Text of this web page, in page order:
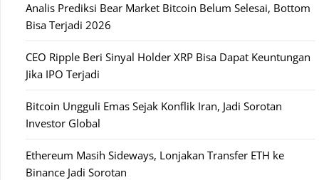
Analis Prediksi Bear Market Bitcoin Belum Selesai, Bottom
Bisa Terjadi 2026
CEO Ripple Beri Sinyal Holder XRP Bisa Dapat Keuntungan
Jika IPO Terjadi
Bitcoin Ungguli Emas Sejak Konflik Iran, Jadi Sorotan
Investor Global
Ethereum Masih Sideways, Lonjakan Transfer ETH ke
Binance Jadi Sorotan